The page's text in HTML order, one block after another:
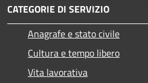
CATEGORIE DI SERVIZIO
Anagrafe e stato civile
Cultura e tempo libero
Vita lavorativa